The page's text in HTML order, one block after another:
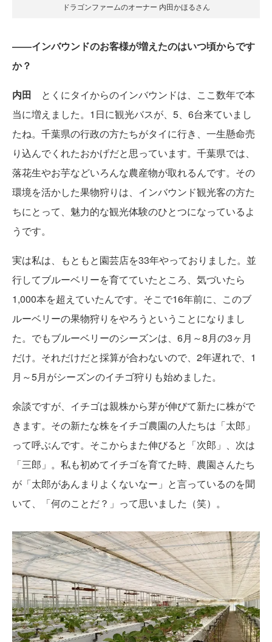
ドラゴンファームのオーナー 内田かほるさん
――インバウンドのお客様が増えたのはいつ頃からです
か？
内田 とくにタイからのインバウンドは、ここ数年で本
当に増えました。1日に観光バスが、5、6台来ていまし
たね。千葉県の行政の方たちがタイに行き、一生懸命売
り込んでくれたおかげだと思っています。千葉県では、
落花生やお芋などいろんな農産物が取れるんです。その
環境を活かした果物狩りは、インバウンド観光客の方た
ちにとって、魅力的な観光体験のひとつになっているよ
うです。
実は私は、もともと園芸店を33年やっておりました。並
行してブルーベリーを育てていたところ、気づいたら
1,000本を超えていたんです。そこで16年前に、このブ
ルーベリーの果物狩りをやろうということになりまし
た。でもブルーベリーのシーズンは、6月～8月の3ヶ月
だけ。それだけだと採算が合わないので、2年遅れで、1
月～5月がシーズンのイチゴ狩りも始めました。
余談ですが、イチゴは親株から芽が伸びて新たに株がで
きます。その新たな株をイチゴ農園の人たちは「太郎」
って呼ぶんです。そこからまた伸びると「次郎」、次は
「三郎」。私も初めてイチゴを育てた時、農園さんたち
が「太郎があんまりよくないなー」と言っているのを聞
いて、「何のことだ？」って思いました（笑）。